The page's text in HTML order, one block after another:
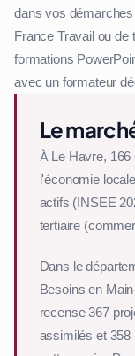
dans vos
France Travail ou
formations
avec un formateur
Le
À Le Havre,
l'économie
actifs (INSEE
tertiaire
Dans le
Besoins en
recense 367
assimilés et